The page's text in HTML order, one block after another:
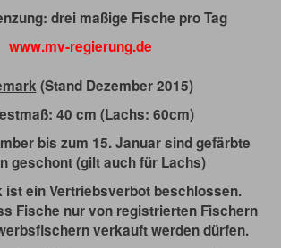
drei maßige Fische pro Tag
www.mv-regierung.de
(Stand Dezember 2015)
40 cm (Lachs: 60cm)
bis zum 15. Januar sind gefärbte
geschont (gilt auch für Lachs)
ist ein Vertriebsverbot beschlossen.
Fische nur von registrierten Fischern
verkauft werden dürfen.